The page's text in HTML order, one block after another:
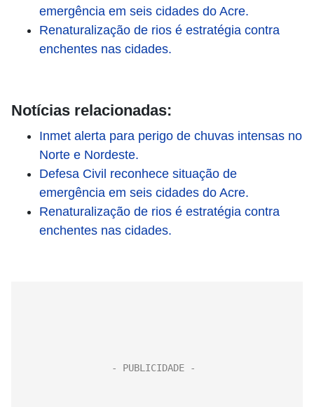
emergência em seis cidades do Acre.
Renaturalização de rios é estratégia contra
enchentes nas cidades.
Notícias relacionadas:
Inmet alerta para perigo de chuvas intensas no
Norte e Nordeste.
Defesa Civil reconhece situação de
emergência em seis cidades do Acre.
Renaturalização de rios é estratégia contra
enchentes nas cidades.